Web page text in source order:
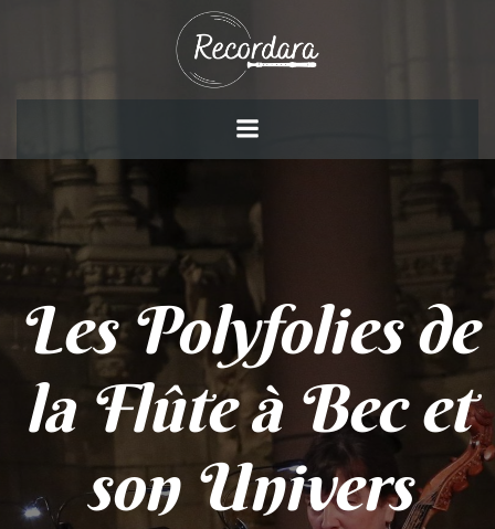
au
contenu
Les Polyfolies de
la Flûte à Bec et
son Univers